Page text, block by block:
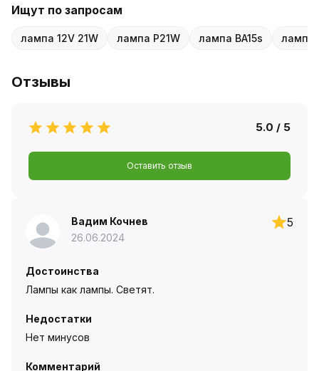
Ищут по запросам
лампа 12V 21W лампа P21W лампа BA15s лампа
Отзывы
5.0 / 5
Оставить отзыв
Вадим Кочнев
26.06.2024
5
Достоинства
Лампы как лампы. Светят.
Недостатки
Нет минусов
Комментарий